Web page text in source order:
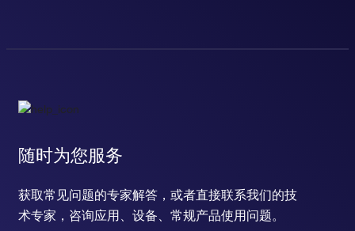
随时为您服务
获取常见问题的专家解答，或者直接联系我们的技
术专家，咨询应用、设备、常规产品使用问题。